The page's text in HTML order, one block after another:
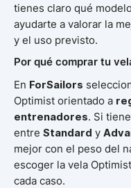
tienes claro qué
ayudarte a valorar la
y el uso previsto.
Por qué comprar tu
En ForSailors
Optimist orientado a
entrenadores. Si
entre Standard y
mejor con el peso del
escoger la vela
cada caso.